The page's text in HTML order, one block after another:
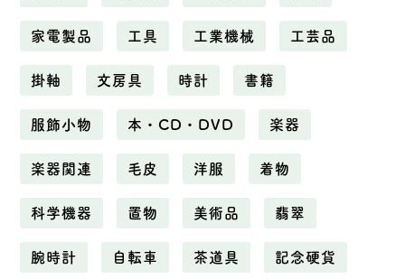
家電製品 工具 工業機械 工芸品
掛軸 文房具 時計 書籍
服飾小物 本・CD・DVD 楽器
楽器関連 毛皮 洋服 着物
科学機器 置物 美術品 翡翠
腕時計 自転車 茶道具 記念硬貨